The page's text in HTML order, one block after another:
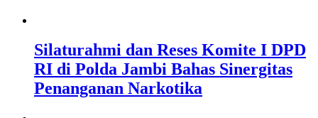
Silaturahmi dan Reses Komite I DPD
RI di Polda Jambi Bahas Sinergitas
Penanganan Narkotika